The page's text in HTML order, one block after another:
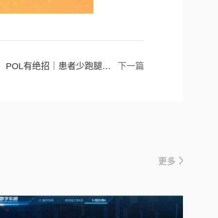
下一篇
POL有绝招｜患者少跑腿少等待，“全光医院”让智慧医疗触手可及
更多